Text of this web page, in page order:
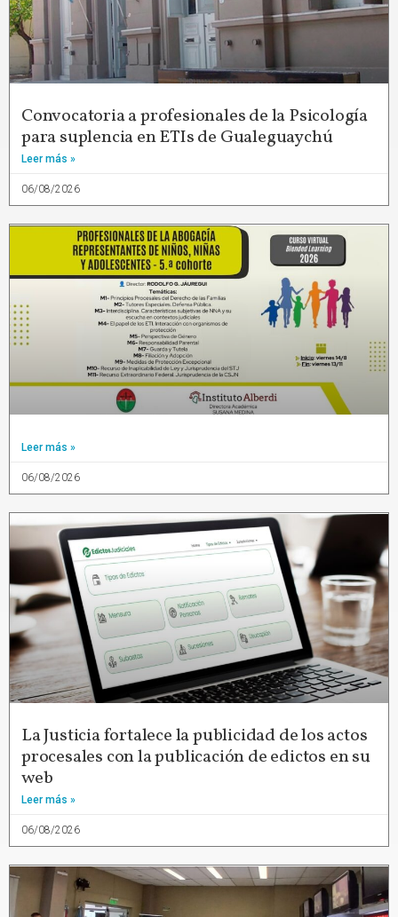
Convocatoria a profesionales de la Psicología
para suplencia en ETIs de Gualeguaychú
Leer más »
06/08/2026
Leer más »
06/08/2026
La Justicia fortalece la publicidad de los actos
procesales con la publicación de edictos en su
web
Leer más »
06/08/2026